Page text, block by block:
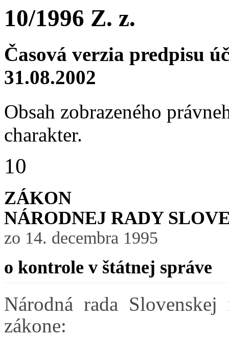
10/1996 Z. z.
Časová verzia predpisu
31.08.2002
Obsah zobrazeného
charakter.
10
ZÁKON
NÁRODNEJ RADY
zo 14. decembra 1995
o kontrole v štátnej správe
Národná rada
zákone: